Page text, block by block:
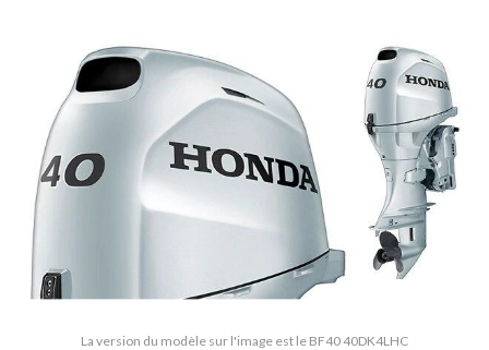
La version du modèle sur l'image est le BF40 40DK4LHC